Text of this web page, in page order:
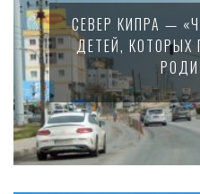
СЕВЕР КИПРА —
ДЕТЕЙ, КОТОРЫХ